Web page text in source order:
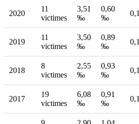
2020
11
victimes
3,51
‰
0,60
‰
2019
11
victimes
3,50
‰
0,89
‰
2018
8
victimes
2,55
‰
0,93
‰
2017
19
victimes
6,08
‰
0,91
‰